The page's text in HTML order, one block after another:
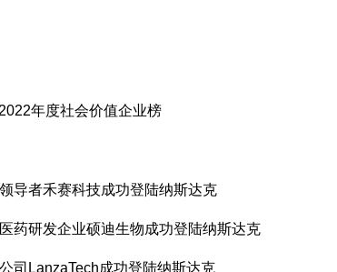
年度社会价值企业榜
导者禾赛科技成功登陆纳斯达克
药研发企业硕迪生物成功登陆纳斯达克
司LanzaTech成功登陆纳斯达克